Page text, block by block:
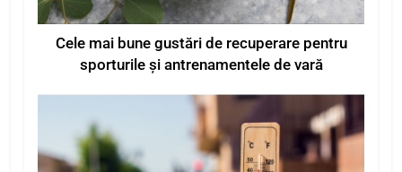
Cele mai bune gustări de recuperare pentru
sporturile și antrenamentele de vară